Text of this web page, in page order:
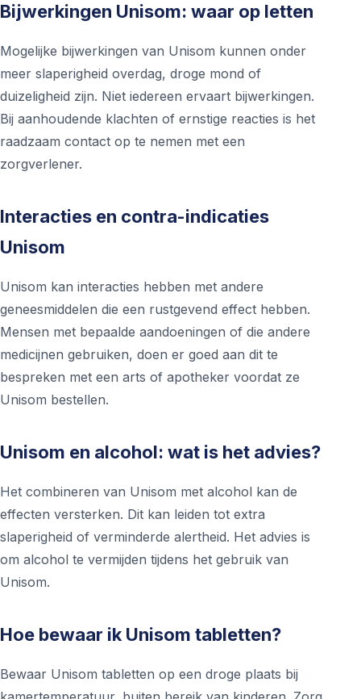
Bijwerkingen Unisom: waar op letten
Mogelijke bijwerkingen van Unisom kunnen onder
meer slaperigheid overdag, droge mond of
duizeligheid zijn. Niet iedereen ervaart bijwerkingen.
Bij aanhoudende klachten of ernstige reacties is het
raadzaam contact op te nemen met een
zorgverlener.
Interacties en contra-indicaties
Unisom
Unisom kan interacties hebben met andere
geneesmiddelen die een rustgevend effect hebben.
Mensen met bepaalde aandoeningen of die andere
medicijnen gebruiken, doen er goed aan dit te
bespreken met een arts of apotheker voordat ze
Unisom bestellen.
Unisom en alcohol: wat is het advies?
Het combineren van Unisom met alcohol kan de
effecten versterken. Dit kan leiden tot extra
slaperigheid of verminderde alertheid. Het advies is
om alcohol te vermijden tijdens het gebruik van
Unisom.
Hoe bewaar ik Unisom tabletten?
Bewaar Unisom tabletten op een droge plaats bij